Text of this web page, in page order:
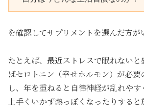
を確認してサプリメントを選んだ方が
たとえば、最近ストレスで眠れない
ばセロトニン（幸せホルモン）が必
し、年を重ねると自律神経が乱れや
上手くいかず熱っぽくなったりする